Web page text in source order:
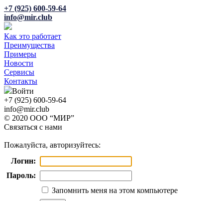
+7 (925) 600-59-64
info@mir.club
Как это работает
Преимущества
Примеры
Новости
Сервисы
Контакты
Войти
+7 (925) 600-59-64
info@mir.club
© 2020 ООО “МИР”
Связаться с нами
Пожалуйста, авторизуйтесь:
Логин:
Пароль:
Запомнить меня на этом компьютере